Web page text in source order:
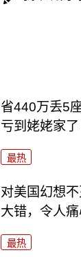
省440万丢5
亏到姥姥家了
最热
对美国幻想
大错，令人痛
最热